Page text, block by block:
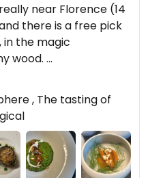
near Florence (14
there is a free pick
the magic
wood.
5 dishes, each one
Only 35€ for the
😍
, The tasting of